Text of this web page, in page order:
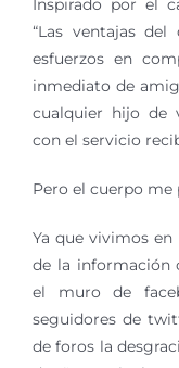
Inspirado por el
“Las ventajas
esfuerzos en
inmediato de
cualquier hijo de
con el servicio
Pero el cuerpo me
Ya que vivimos en
de la información
el muro de
seguidores de
de foros la